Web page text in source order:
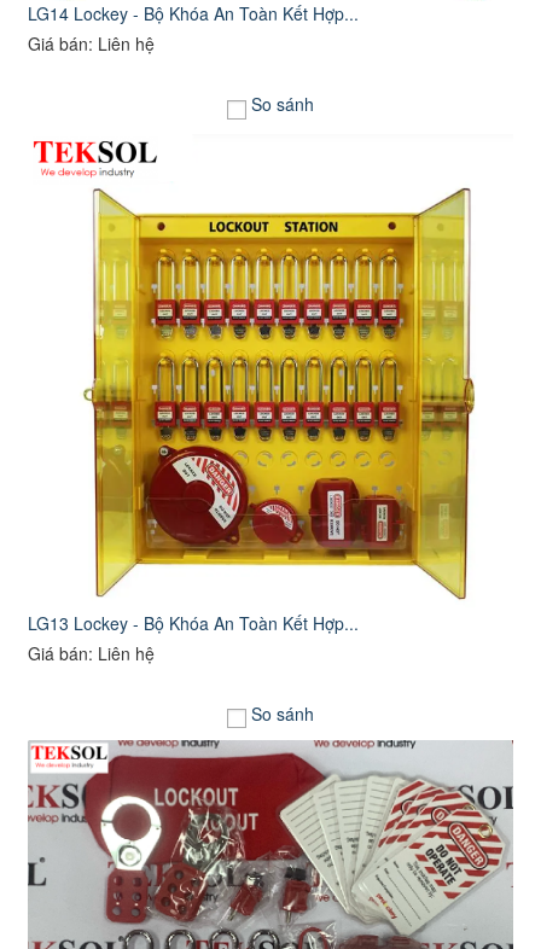
LG14 Lockey - Bộ Khóa An Toàn Kết Hợp...
Giá bán: Liên hệ
So sánh
LG13 Lockey - Bộ Khóa An Toàn Kết Hợp...
Giá bán: Liên hệ
So sánh